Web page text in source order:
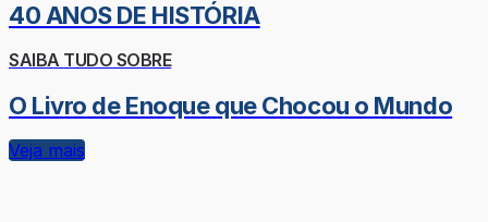
40 ANOS DE HISTÓRIA
SAIBA TUDO SOBRE
O Livro de Enoque que Chocou o Mundo
Veja mais